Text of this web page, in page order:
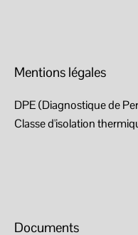
Mentions légales
DPE (Diagnostique de
Classe d'isolation
Documents